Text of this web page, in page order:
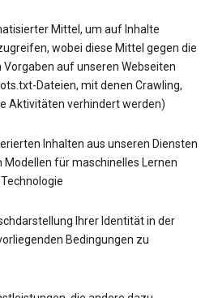
Mittel, um auf Inhalte
wobei diese Mittel gegen die
auf unseren Webseiten
Dateien, mit denen Crawling,
Aktivitäten verhindert werden)
Inhalten aus unseren Diensten
Modellen für maschinelles Lernen
Ihrer Identität in der
Bedingungen zu